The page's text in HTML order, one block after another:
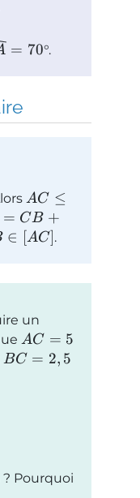
= 70°.
AC ≤
= CB +
∈ [AC].
un
AC = 5
BC = 2, 5
Pourquoi